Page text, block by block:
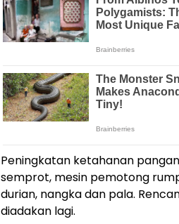
Peningkatan ketahanan
semprot, mesin pemotong
durian, nangka dan pala.
diadakan lagi.